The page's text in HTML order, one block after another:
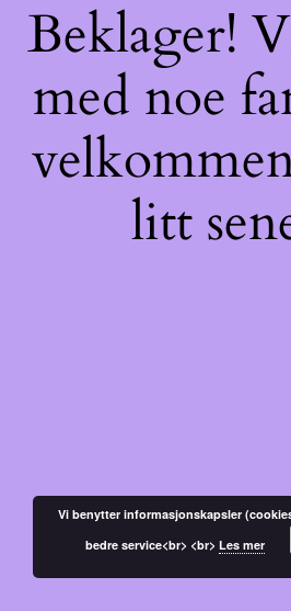
Beklager!
med noe
litt
Vi benytter informasjonskapsler
bedre service<br> <br>Les mer